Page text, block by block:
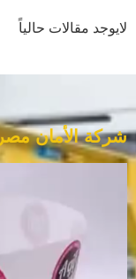
لايوجد مقالات حالياً
شركة الأمان مصر